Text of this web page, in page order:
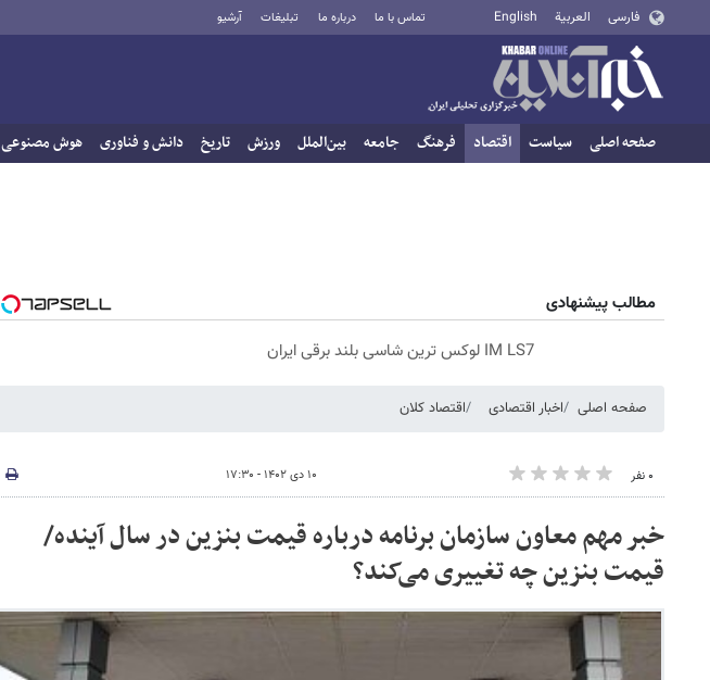
فارسی العربية English تماس با ما درباره ما تبلیغات آرشیو
صفحه اصلی سیاست اقتصاد فرهنگ جامعه بین‌الملل ورزش تاریخ دانش و فناوری هوش مصنوعی
مطالب پیشنهادی
IM LS7 لوکس ترین شاسی بلند برقی ایران
صفحه اصلی اخبار اقتصادی اقتصاد کلان
۰ نفر ۱۰ دی ۱۴۰۲ - ۱۷:۳۰
خبر مهم معاون سازمان برنامه درباره قیمت بنزین در سال آینده/
قیمت بنزین چه تغییری می‌کند؟